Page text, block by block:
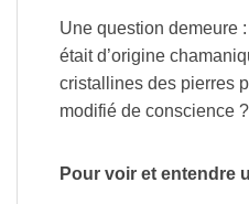
Une question demeure
était d’origine
cristallines des pierres
modifié de conscience ?
Pour voir et entendre